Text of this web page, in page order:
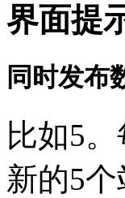
界面提
同时发布
比如5
新的5